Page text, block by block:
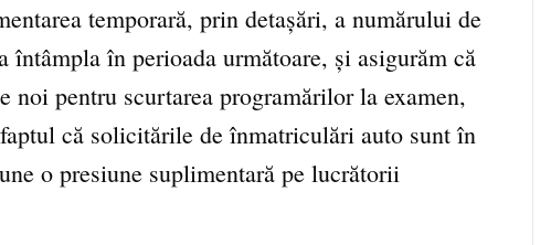
temporară, prin detașări, a numărului de
întâmpla în perioada următoare, și asigurăm că
noi pentru scurtarea programărilor la examen,
că solicitările de înmatriculări auto sunt în
o presiune suplimentară pe lucrătorii